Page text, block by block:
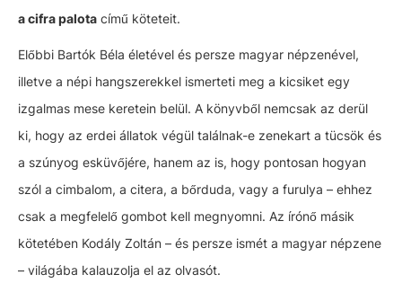
a cifra palota című köteteit.
Előbbi Bartók Béla életével és persze magyar népzenével,
illetve a népi hangszerekkel ismerteti meg a kicsiket egy
izgalmas mese keretein belül. A könyvből nemcsak az derül
ki, hogy az erdei állatok végül találnak-e zenekart a tücsök és
a szúnyog esküvőjére, hanem az is, hogy pontosan hogyan
szól a cimbalom, a citera, a bőrduda, vagy a furulya – ehhez
csak a megfelelő gombot kell megnyomni. Az írónő másik
kötetében Kodály Zoltán – és persze ismét a magyar népzene
– világába kalauzolja el az olvasót.